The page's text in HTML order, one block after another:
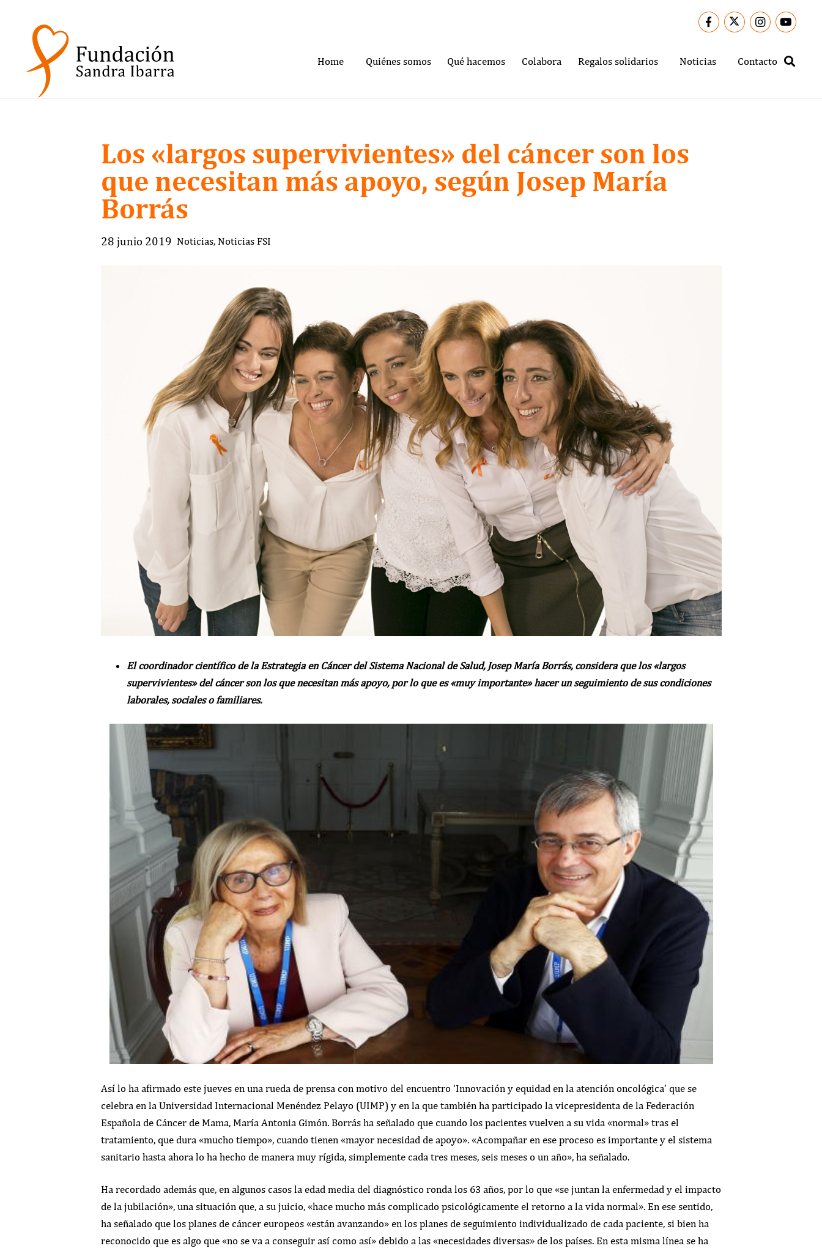
Home Quiénes somos Qué hacemos Colabora Regalos solidarios Noticias Contacto
Los «largos supervivientes» del cáncer son los
que necesitan más apoyo, según Josep María
Borrás
28 junio 2019 Noticias, Noticias FSI
El coordinador científico de la Estrategia en Cáncer del Sistema Nacional de Salud, Josep María Borrás, considera que los «largos
supervivientes» del cáncer son los que necesitan más apoyo, por lo que es «muy importante» hacer un seguimiento de sus condiciones
laborales, sociales o familiares.
Así lo ha afirmado este jueves en una rueda de prensa con motivo del encuentro ‘Innovación y equidad en la atención oncológica’ que se
celebra en la Universidad Internacional Menéndez Pelayo (UIMP) y en la que también ha participado la vicepresidenta de la Federación
Española de Cáncer de Mama, María Antonia Gimón. Borrás ha señalado que cuando los pacientes vuelven a su vida «normal» tras el
tratamiento, que dura «mucho tiempo», cuando tienen «mayor necesidad de apoyo». «Acompañar en ese proceso es importante y el sistema
sanitario hasta ahora lo ha hecho de manera muy rígida, simplemente cada tres meses, seis meses o un año», ha señalado.
Ha recordado además que, en algunos casos la edad media del diagnóstico ronda los 63 años, por lo que «se juntan la enfermedad y el impacto
de la jubilación», una situación que, a su juicio, «hace mucho más complicado psicológicamente el retorno a la vida normal». En ese sentido,
ha señalado que los planes de cáncer europeos «están avanzando» en los planes de seguimiento individualizado de cada paciente, si bien ha
reconocido que es algo que «no se va a conseguir así como así» debido a las «necesidades diversas» de los países. En esta misma línea se ha